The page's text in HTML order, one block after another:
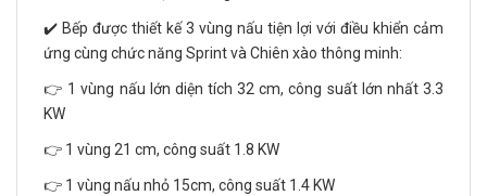
✔️ Bếp được thiết kế 3 vùng nấu tiện lợi với điều khiển cảm
ứng cùng chức năng Sprint và Chiên xào thông minh:
👉 1 vùng nấu lớn diện tích 32 cm, công suất lớn nhất 3.3
KW
👉 1 vùng 21 cm, công suất 1.8 KW
👉 1 vùng nấu nhỏ 15cm, công suất 1.4 KW